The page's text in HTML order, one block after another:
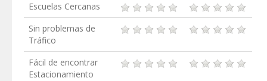
Escuelas Cercanas
Sin problemas de
Tráfico
Fácil de encontrar
Estacionamiento